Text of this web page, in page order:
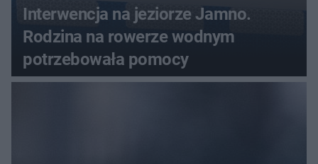
Interwencja na jeziorze Jamno.
Rodzina na rowerze wodnym
potrzebowała pomocy